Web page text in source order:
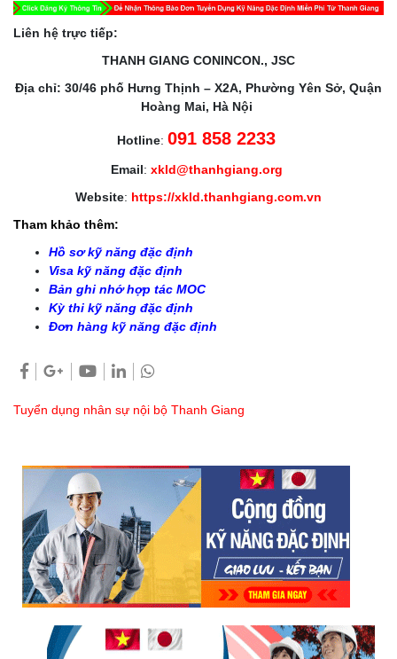
Liên hệ trực tiếp:
THANH GIANG CONINCON., JSC
Địa chỉ: 30/46 phố Hưng Thịnh – X2A, Phường Yên Sở, Quận
Hoàng Mai, Hà Nội
Hotline: 091 858 2233
Email: xkld@thanhgiang.org
Website: https://xkld.thanhgiang.com.vn
Tham khảo thêm:
Hồ sơ kỹ năng đặc định
Visa kỹ năng đặc định
Bản ghi nhớ hợp tác MOC
Kỳ thi kỹ năng đặc định
Đơn hàng kỹ năng đặc định
Tuyển dụng nhân sự nội bộ Thanh Giang